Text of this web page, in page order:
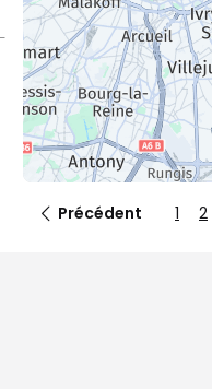
Précédent 1 2